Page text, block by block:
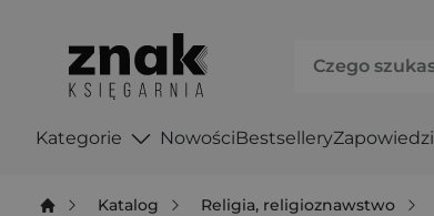
Kategorie NowościBestselleryZapowiedzi
Katalog Religia, religioznawstwo